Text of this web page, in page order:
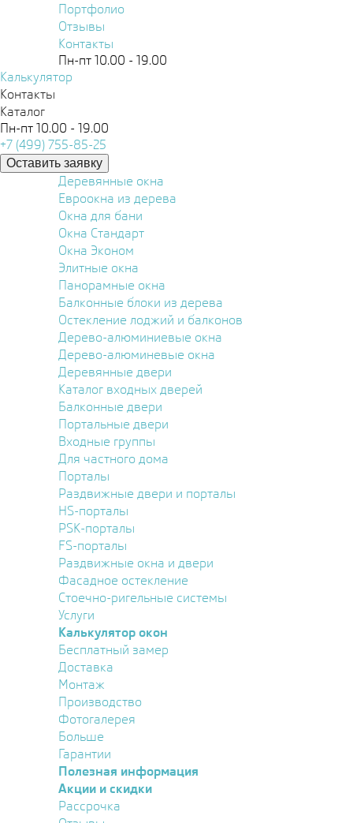
Портфолио
Отзывы
Контакты
Пн-пт 10.00 - 19.00
Калькулятор
Контакты
Каталог
Пн-пт 10.00 - 19.00
+7 (499) 755-85-25
Оставить заявку
Деревянные окна
Евроокна из дерева
Окна для бани
Окна Стандарт
Окна Эконом
Элитные окна
Панорамные окна
Балконные блоки из дерева
Остекление лоджий и балконов
Дерево-алюминиевые окна
Дерево-алюминевые окна
Деревянные двери
Каталог входных дверей
Балконные двери
Портальные двери
Входные группы
Для частного дома
Порталы
Раздвижные двери и порталы
HS-порталы
PSK-порталы
FS-порталы
Раздвижные окна и двери
Фасадное остекление
Стоечно-ригельные системы
Услуги
Калькулятор окон
Бесплатный замер
Доставка
Монтаж
Производство
Фотогалерея
Больше
Гарантии
Полезная информация
Акции и скидки
Рассрочка